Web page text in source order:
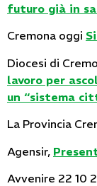
futuro già in
Cremona oggi
Diocesi di
lavoro per
un “sistema
La Provincia
Agensir,
Avvenire 22 10